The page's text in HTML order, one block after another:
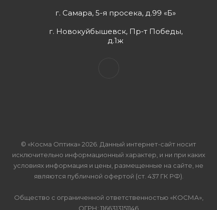
г. Самара, 5-я просека, д.99 «Б»
г. Новокуйбышевск, Пр-т Победы,
д.1ж
© «Косма Оптика» 2026. Данный интернет-сайт носит
исключительно информационный характер, и ни при каких
условиях информация и цены, размещенные на сайте, не
являются публичной офертой (ст. 437 ГК РФ).
Общество с ограниченной ответственностью «КОСМА»,
ОГРН: 1166313151146